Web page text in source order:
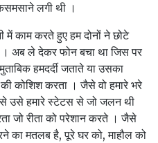
लगी थी ।
में काम करते हुए हम दोनों ने छोटे
। अब ले देकर फोन बचा था जिस पर
हमदर्दी जताते या उसका
कोशिश करता । जैसे वो हमारे भरे
उसे हमारे स्टेटस से जो जलन थी
जो रीता को परेशान करते । जैसे
का मतलब है, पूरे घर को, माहौल को